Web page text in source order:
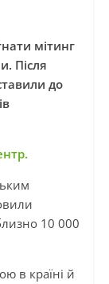
мітинг
Після
до
10 000
в країні й